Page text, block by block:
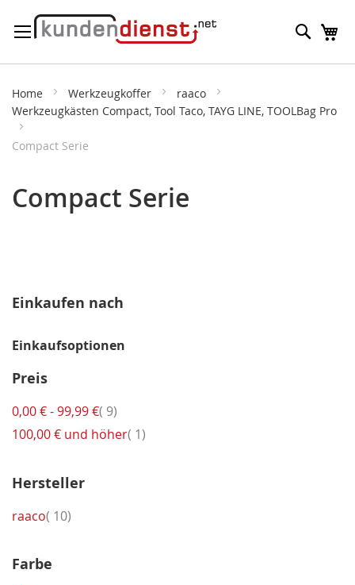
zum
Suche
Home Werkzeugkoffer
raaco
Werkzeugkästen Compact, Tool Taco, TAYG LINE, TOOLBag Pro
Compact Serie
Compact Serie
Einkaufen nach
Einkaufsoptionen
Preis
0,00 €-99,99 € 9Artikel
100,00 € und höher 1Artikel
Hersteller
raaco 10Artikel
Farbe